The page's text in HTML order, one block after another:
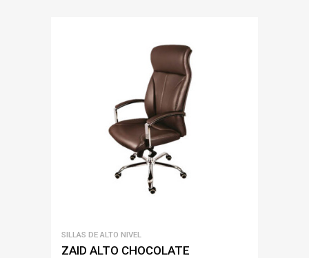
SILLAS DE ALTO NIVEL
ZAID ALTO CHOCOLATE